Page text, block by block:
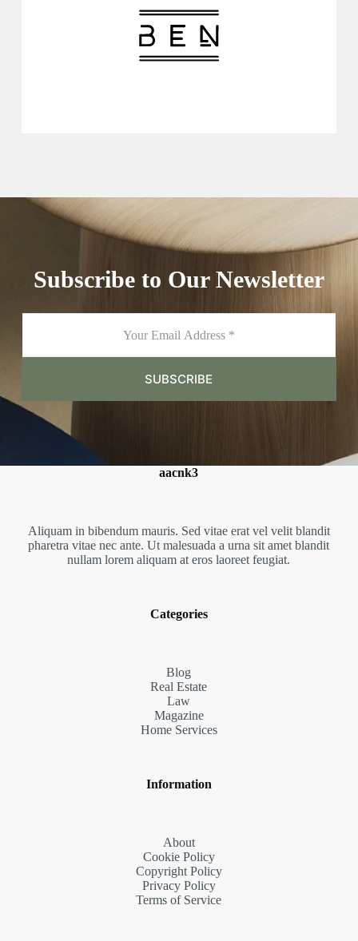
Subscribe to Our Newsletter
i
SUBSCRIBE
aacnk3
Aliquam in bibendum mauris. Sed vitae erat vel velit blandit
pharetra vitae nec ante. Ut malesuada a urna sit amet blandit
nullam lorem aliquam at eros laoreet feugiat.
Categories
Blog
Real Estate
Law
Magazine
Home Services
Information
About
Cookie Policy
Copyright Policy
Privacy Policy
Terms of Service